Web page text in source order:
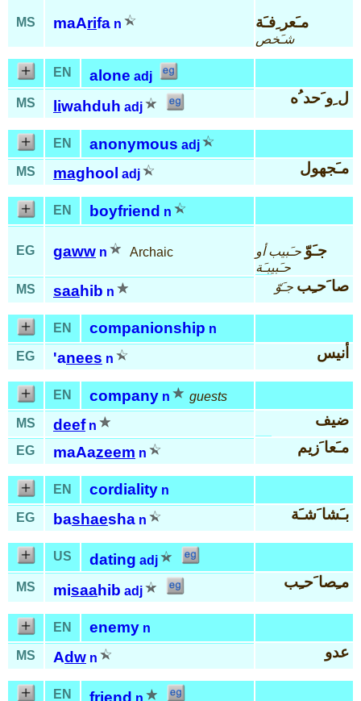
MS maArifa n مـَعر ِفـَة
شـَخص
EN alone adj
MS
liwahduh adj
ل ِو َحد ُه
EN anonymous adj
MS
maghool adj مـَجهول
EN boyfriend n
EG gaww n Archaic جـَوّ حـَبيب أو
حـَبيبـَة
MS
saahib n صا َحـِب جـَوّ
EN companionship n
EG
'anees n أنيس
EN company n
guests
MS
deef n ضيف
EG maAazeem n مـَعا َزيم
EN cordiality n
EG
bashaesha n بـَشا َشـَة
US dating adj
MS
misaahib adj
مـِصا َحـِب
EN enemy n
MS
Adw n عدو
EN friend